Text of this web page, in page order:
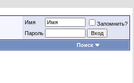
Имя
Запомнить?
Пароль
Поиск